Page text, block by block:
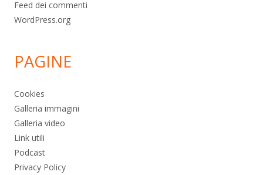
Feed dei commenti
WordPress.org
PAGINE
Cookies
Galleria immagini
Galleria video
Link utili
Podcast
Privacy Policy